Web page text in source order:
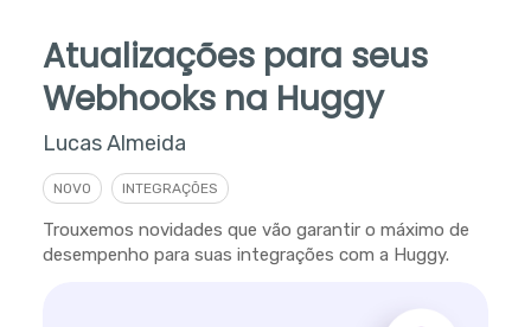
Atualizações para seus
Webhooks na Huggy
Lucas Almeida
NOVO INTEGRAÇÕES
Trouxemos novidades que vão garantir o máximo de
desempenho para suas integrações com a Huggy.